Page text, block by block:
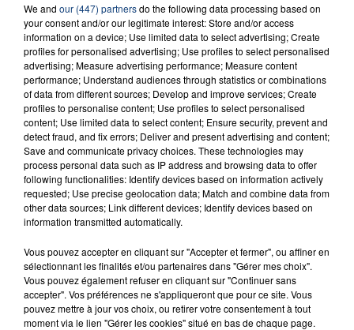
23 juillet 2026
INCENDIE MORTEL À LENS : UNE FEMME ET
SON BÉBÉ ENTRE LA VIE ET LA...
Un homme s'est immolé par le feu après avoir
aspergé sa compagne et leur bébé de trois mois
d'un liquide inflammable.
20 juillet 2026
UNE ADOLESCENTE DEVANT SE FAIRE
OPÉRER DE LA CHEVILLE RESSORT DE LA...
La famille a porté plainte contre la clinique qui a
We and our (447) partnersdo the following data processing based on
your consent and/or our legitimate interest: Store and/or access
information on a device; Use limited data to select advertising; Create
profiles for personalised advertising; Use profiles to select personalised
advertising; Measure advertising performance; Measure content
performance; Understand audiences through statistics or combinations
of data from different sources; Develop and improve services; Create
profiles to personalise content; Use profiles to select personalised
content; Use limited data to select content; Ensure security, prevent and
detect fraud, and fix errors; Deliver and present advertising and content;
Save and communicate privacy choices. These technologies may
process personal data such as IP address and browsing data to offer
following functionalities: Identify devices based on information actively
requested; Use precise geolocation data; Match and combine data from
other data sources; Link different devices; Identify devices based on
information transmitted automatically.
Vous pouvez accepter en cliquant sur "Accepter et fermer", ou affiner en
sélectionnant les finalités et/ou partenaires dans "Gérer mes choix".
Vous pouvez également refuser en cliquant sur "Continuer sans
accepter". Vos préférences ne s'appliqueront que pour ce site. Vous
pouvez mettre à jour vos choix, ou retirer votre consentement à tout
moment via le lien "Gérer les cookies" situé en bas de chaque page.